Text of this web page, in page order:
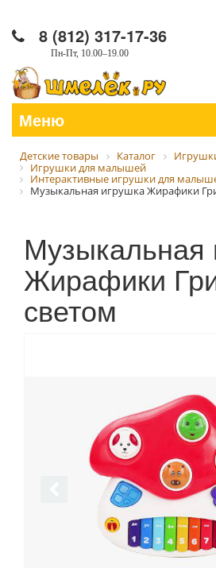
8 (812) 317-17-36
Пн-Пт, 10.00–19.00
Меню
Детские товары Каталог
Игрушки для малышей
Интерактивные игрушки для
Музыкальная игрушка Жирафики
Музыкальная
Жирафики
светом